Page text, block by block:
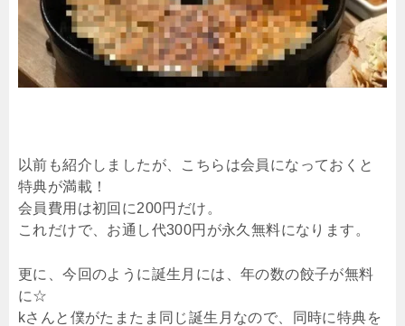
以前も紹介しましたが、こちらは会員になっておくと
特典が満載！
会員費用は初回に200円だけ。
これだけで、お通し代300円が永久無料になります。
更に、今回のように誕生月には、年の数の餃子が無料
に☆
kさんと僕がたまたま同じ誕生月なので、同時に特典を